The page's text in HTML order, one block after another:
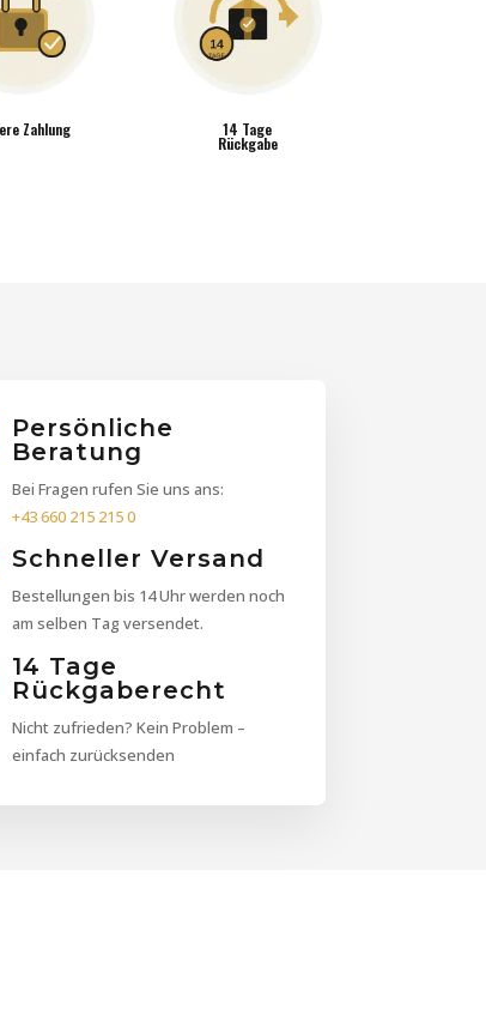
Zahlung 14 Tage
Rückgabe
Persönliche
Beratung
Bei Fragen rufen Sie uns ans:
+43 660 215 215 0
Schneller Versand
Bestellungen bis 14 Uhr werden noch
am selben Tag versendet.
14 Tage
Rückgaberecht
Nicht zufrieden? Kein Problem –
einfach zurücksenden